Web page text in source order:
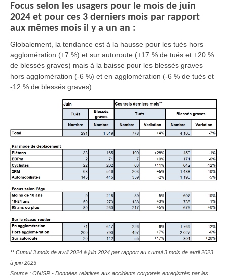
Focus selon les usagers pour le mois de juin
2024 et pour ces 3 derniers mois par rapport
aux mêmes mois il y a un an :
Globalement, la tendance est à la hausse pour les tués hors
agglomération (+7 %) et sur autoroute (+17 % de tués et +20 %
de blessés graves) mais à la baisse pour les blessés graves
hors agglomération (-6 %) et en agglomération (-6 % de tués et
-12 % de blessés graves).
** Cumul 3 mois de avril 2024 à juin 2024 par rapport au cumul 3 mois de avril 2023
à juin 2023
Source : ONISR - Données relatives aux accidents corporels enregistrés par les